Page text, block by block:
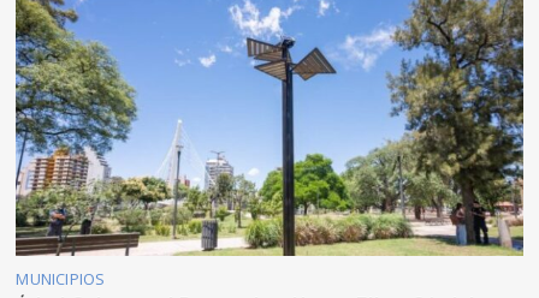
MUNICIPIOS